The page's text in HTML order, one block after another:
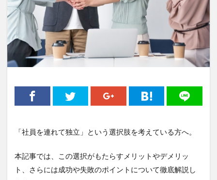
「社員を連れて独立」という選択肢を考えている方へ。
本記事では、この選択がもたらすメリットやデメリッ
ト、さらには成功や失敗のポイントについて徹底解説し